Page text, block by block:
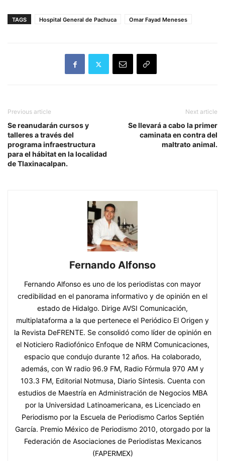
TAGS Hospital General de Pachuca Omar Fayad Meneses
Previous article
Se reanudarán cursos y
talleres a través del
programa infraestructura
para el hábitat en la localidad
de Tlaxinacalpan.
Next article
Se llevará a cabo la primer
caminata en contra del
maltrato animal.
Fernando Alfonso
Fernando Alfonso es uno de los periodistas con mayor
credibilidad en el panorama informativo y de opinión en el
estado de Hidalgo. Dirige AVSI Comunicación,
multiplataforma a la que pertenece el Periódico El Origen y
la Revista DeFRENTE. Se consolidó como líder de opinión en
el Noticiero Radiofónico Enfoque de NRM Comunicaciones,
espacio que condujo durante 12 años. Ha colaborado,
además, con W radio 96.9 FM, Radio Fórmula 970 AM y
103.3 FM, Editorial Notmusa, Diario Síntesis. Cuenta con
estudios de Maestría en Administración de Negocios MBA
por la Universidad Latinoamericana, es Licenciado en
Periodismo por la Escuela de Periodismo Carlos Septién
García. Premio México de Periodismo 2010, otorgado por la
Federación de Asociaciones de Periodistas Mexicanos
(FAPERMEX)